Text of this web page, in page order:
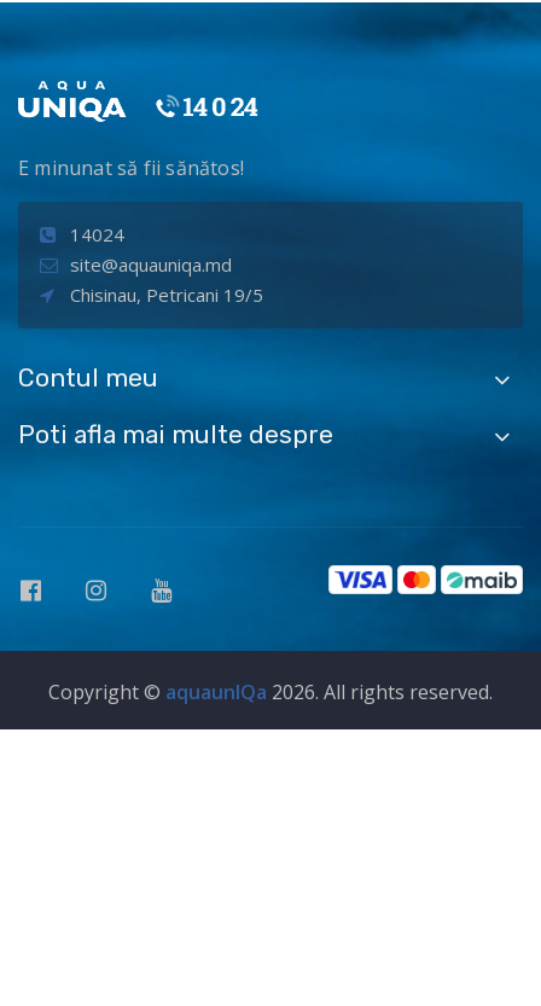
E minunat să fii sănătos!
14024
site@aquauniqa.md
Chisinau, Petricani 19/5
Contul meu
Poti afla mai multe despre
Copyright © aquaunIQa 2026. All rights reserved.